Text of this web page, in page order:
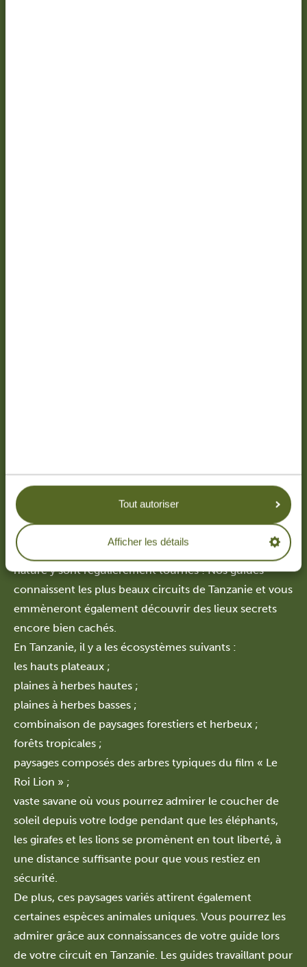
Tout autoriser
Afficher les détails
Lors d’un voyage en Tanzanie, vous pouvez tout
simplement admirer les écosystèmes les plus riches et
les plus captivants au monde. Ce n’est pas pour rien
qu’un grand nombre de films documentaires sur la
nature y sont régulièrement tournés ! Nos guides
connaissent les plus beaux circuits de Tanzanie et vous
emmèneront également découvrir des lieux secrets
encore bien cachés.
En Tanzanie, il y a les écosystèmes suivants :
les hauts plateaux ;
plaines à herbes hautes ;
plaines à herbes basses ;
combinaison de paysages forestiers et herbeux ;
forêts tropicales ;
paysages composés des arbres typiques du film « Le
Roi Lion » ;
vaste savane où vous pourrez admirer le coucher de
soleil depuis votre lodge pendant que les éléphants,
les girafes et les lions se promènent en tout liberté, à
une distance suffisante pour que vous restiez en
sécurité.
De plus, ces paysages variés attirent également
certaines espèces animales uniques. Vous pourrez les
admirer grâce aux connaissances de votre guide lors
de votre circuit en Tanzanie. Les guides travaillant pour